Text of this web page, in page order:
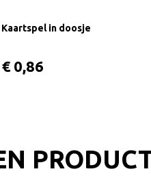
Kaartspel in doosje
€ 0,86